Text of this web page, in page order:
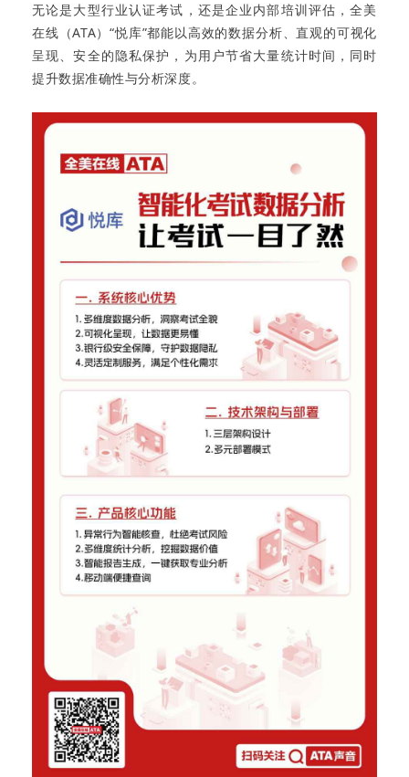
无论是大型行业认证考试，还是企业内部培训评估，全美
在线（ATA）“悦库”都能以高效的数据分析、直观的可视化
呈现、安全的隐私保护，为用户节省大量统计时间，同时
提升数据准确性与分析深度。